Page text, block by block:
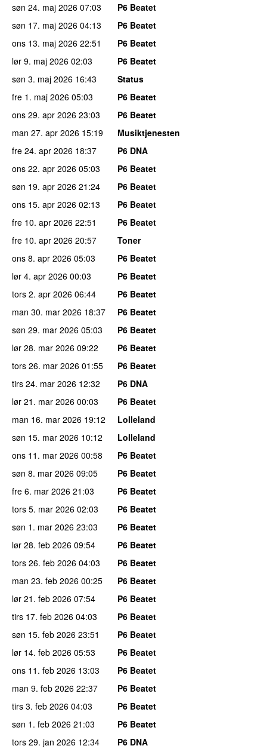
søn 24. maj 2026 07:03
P6 Beatet
søn 17. maj 2026 04:13
P6 Beatet
ons 13. maj 2026 22:51
P6 Beatet
lør 9. maj 2026 02:03
P6 Beatet
søn 3. maj 2026 16:43
Status
fre 1. maj 2026 05:03
P6 Beatet
ons 29. apr 2026 23:03
P6 Beatet
man 27. apr 2026 15:19
Musiktjenesten
fre 24. apr 2026 18:37
P6 DNA
ons 22. apr 2026 05:03
P6 Beatet
søn 19. apr 2026 21:24
P6 Beatet
ons 15. apr 2026 02:13
P6 Beatet
fre 10. apr 2026 22:51
P6 Beatet
fre 10. apr 2026 20:57
Toner
ons 8. apr 2026 05:03
P6 Beatet
lør 4. apr 2026 00:03
P6 Beatet
tors 2. apr 2026 06:44
P6 Beatet
man 30. mar 2026 18:37
P6 Beatet
søn 29. mar 2026 05:03
P6 Beatet
lør 28. mar 2026 09:22
P6 Beatet
tors 26. mar 2026 01:55
P6 Beatet
tirs 24. mar 2026 12:32
P6 DNA
lør 21. mar 2026 00:03
P6 Beatet
man 16. mar 2026 19:12
Lolleland
søn 15. mar 2026 10:12
Lolleland
ons 11. mar 2026 00:58
P6 Beatet
søn 8. mar 2026 09:05
P6 Beatet
fre 6. mar 2026 21:03
P6 Beatet
tors 5. mar 2026 02:03
P6 Beatet
søn 1. mar 2026 23:03
P6 Beatet
lør 28. feb 2026 09:54
P6 Beatet
tors 26. feb 2026 04:03
P6 Beatet
man 23. feb 2026 00:25
P6 Beatet
lør 21. feb 2026 07:54
P6 Beatet
tirs 17. feb 2026 04:03
P6 Beatet
søn 15. feb 2026 23:51
P6 Beatet
lør 14. feb 2026 05:53
P6 Beatet
ons 11. feb 2026 13:03
P6 Beatet
man 9. feb 2026 22:37
P6 Beatet
tirs 3. feb 2026 04:03
P6 Beatet
søn 1. feb 2026 21:03
P6 Beatet
tors 29. jan 2026 12:34
P6 DNA